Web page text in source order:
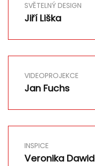
SVĚTELNÝ DESIGN
Jiří Liška
VIDEOPROJEKCE
Jan Fuchs
INSPICE
Veronika